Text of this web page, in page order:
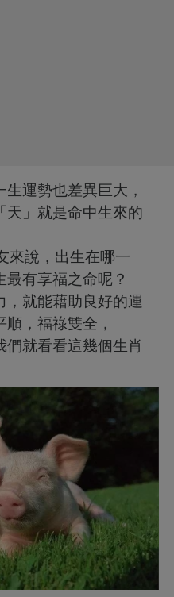
運勢也差異巨大，
天」就是命中生來的
來說，出生在哪一
有享福之命呢？
就能藉助良好的運
，福祿雙全，
就看看這幾個生肖